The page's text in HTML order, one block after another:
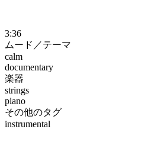
3:36
ムード／テーマ
calm
documentary
楽器
strings
piano
その他のタグ
instrumental